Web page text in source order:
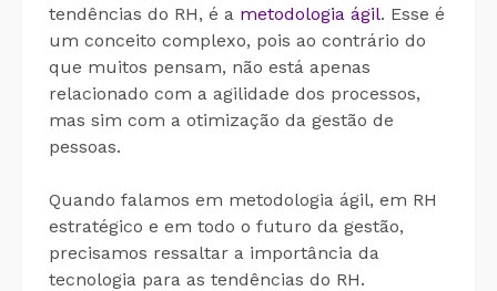
tendências do RH, é a metodologia ágil. Esse é
um conceito complexo, pois ao contrário do
que muitos pensam, não está apenas
relacionado com a agilidade dos processos,
mas sim com a otimização da gestão de
pessoas.
Quando falamos em metodologia ágil, em RH
estratégico e em todo o futuro da gestão,
precisamos ressaltar a importância da
tecnologia para as tendências do RH.